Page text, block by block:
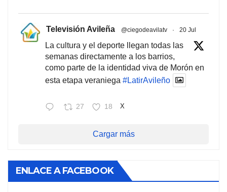
Televisión Avileña @ciegodeavilatv · 20 Jul
La cultura y el deporte llegan todas las
semanas directamente a los barrios,
como parte de la identidad viva de Morón en
esta etapa veraniega #LatirAvileño
27 18 X
Cargar más
ENLACE A FACEBOOK